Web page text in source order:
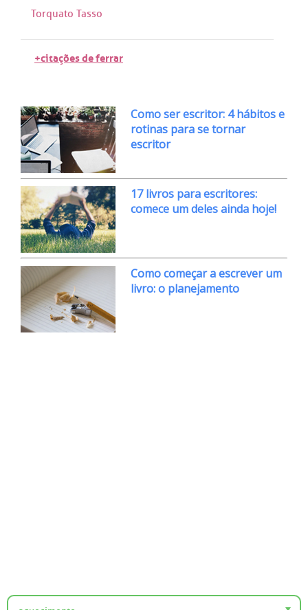
Torquato Tasso
+citações de ferrar
Como ser escritor: 4 hábitos e
rotinas para se tornar
escritor
17 livros para escritores:
comece um deles ainda hoje!
Como começar a escrever um
livro: o planejamento